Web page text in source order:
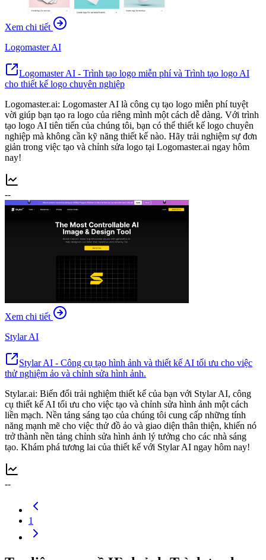
Xem chi tiết
Logomaster AI
Logomaster AI - Trình tạo logo miễn phí và Trình tạo logo AI
cho thiết kế logo chuyên nghiệp
Logomaster.ai: Logomaster AI là công cụ tạo logo miễn phí tuyệt
vời giúp bạn tạo ra logo của riêng mình một cách dễ dàng. Với trình
tạo logo AI tiên tiến của chúng tôi, bạn có thể thiết kế logo chuyên
nghiệp mà không cần kỹ năng thiết kế nào. Hãy trải nghiệm sự đơn
giản trong việc tạo và chỉnh sửa logo tại Logomaster.ai ngay hôm
nay!
--
Xem chi tiết
Stylar AI
Stylar AI - Công cụ tạo hình ảnh và thiết kế AI tối ưu cho việc
thử nghiệm ảo và chỉnh sửa hình ảnh.
Stylar.ai: Biến đổi trải nghiệm thiết kế của bạn với Stylar AI, công
cụ thiết kế AI tối ưu cho việc tạo và chỉnh sửa hình ảnh một cách
liền mạch. Nền tảng sáng tạo của chúng tôi cung cấp những tính
năng mạnh mẽ cho việc thử đồ ảo và giao diện thân thiện, khiến nó
trở thành nền tảng chỉnh sửa hình ảnh lý tưởng cho các nhà sáng
tạo. Khám phá tương lai của thiết kế với Stylar AI ngay hôm nay!
--
1